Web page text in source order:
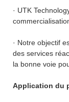
· UTK
· Notre objectif
des services
la bonne voie
Application du